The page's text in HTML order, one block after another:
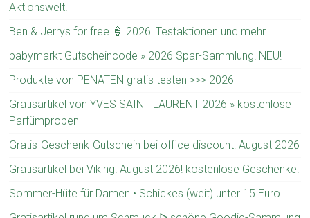
Aktionswelt!
Ben & Jerrys for free 🍦 2026! Testaktionen und mehr
babymarkt Gutscheincode » 2026 Spar-Sammlung! NEU!
Produkte von PENATEN gratis testen >>> 2026
Gratisartikel von YVES SAINT LAURENT 2026 » kostenlose
Parfümproben
Gratis-Geschenk-Gutschein bei office discount: August 2026
Gratisartikel bei Viking! August 2026! kostenlose Geschenke!
Sommer-Hüte für Damen • Schickes (weit) unter 15 Euro